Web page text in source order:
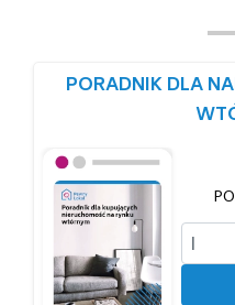
PORADNIK DLA